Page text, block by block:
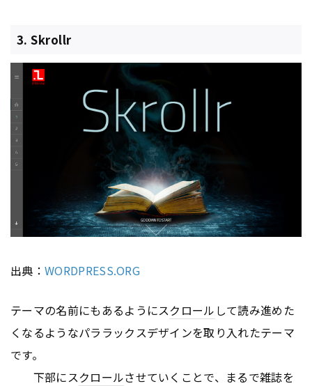
3. Skrollr
出典： WORDPRESS.ORG
テーマの名前にもあるようにスクロール して読み進めた
くなるようなパララックスデザインを取り入れたテーマ
です。
下部にスクロールさせていくことで、まるで雑誌を